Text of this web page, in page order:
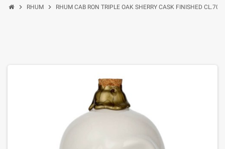
chevron_right RHUM chevron_right RHUM CAB RON TRIPLE OAK SHERRY CASK FINISHED CL.70